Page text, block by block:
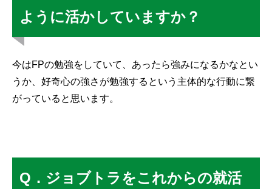
ように活かしていますか？
今はFPの勉強をしていて、あったら強みになるかなとい
うか、好奇心の強さが勉強するという主体的な行動に繋
がっていると思います。
Q．ジョブトラをこれからの就活